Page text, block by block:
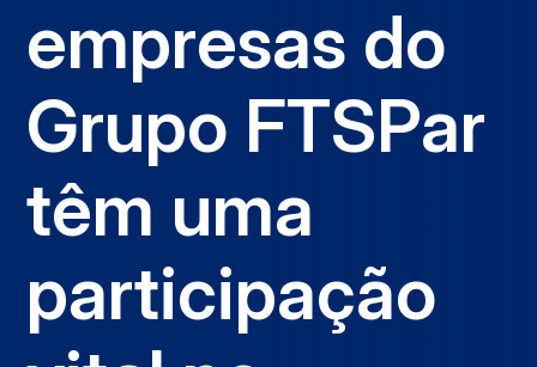
empresas do
Grupo FTSPar
têm uma
participação